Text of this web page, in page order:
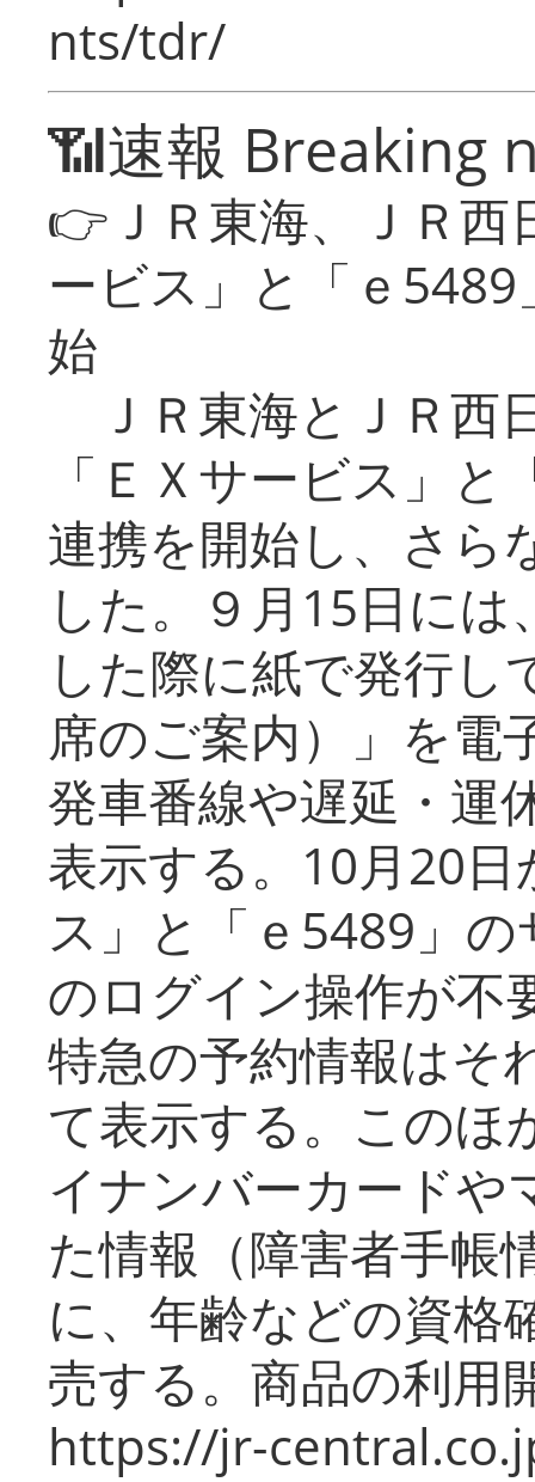
nts/tdr/
📶速報 Breaking
👉ＪＲ東海、ＪＲ
ービス」と「ｅ
始
ＪＲ東海とＪＲ西
「ＥＸサービス」
連携を開始し、さら
した。９月15日に
した際に紙で発行し
席のご案内）」を電
発車番線や遅延・運
表示する。10月20
ス」と「ｅ5489」
のログイン操作が不
特急の予約情報はそ
て表示する。このほ
イナンバーカードや
た情報（障害者手帳
に、年齢などの資格
売する。商品の利用
https://jr-